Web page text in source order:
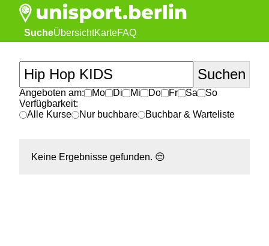
SucheÜbersichtKarteFAQ
Angeboten am: Mo Di Mi Do Fr Sa
So
Verfügbarkeit:
Alle Kurse
Nur buchbare Buchbar & Warteliste
Keine Ergebnisse gefunden. 😔